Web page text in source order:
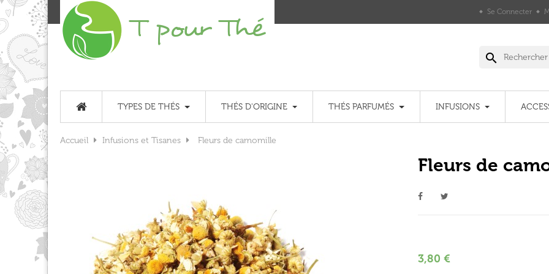
Se Connecter
search
TYPES DE THÉS THÉS D'ORIGINE THÉS PARFUMÉS INFUSIONS
Accueil Infusions et Tisanes Fleurs de camomille
Fleurs de
3,80 €